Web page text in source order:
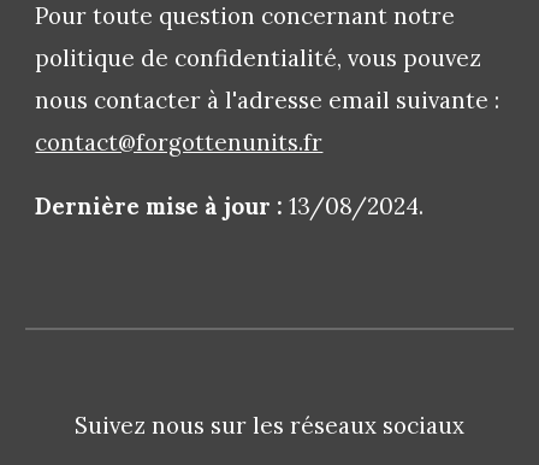
Pour toute question concernant notre
politique de confidentialité, vous pouvez
nous contacter à l'adresse email suivante :
contact@forgottenunits.fr
Dernière mise à jour :13/08/2024.
Suivez nous sur les réseaux sociaux